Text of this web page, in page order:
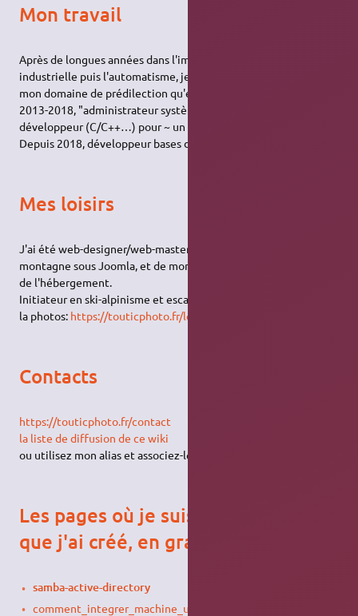
Mon travail
Après de longues années dans l'imagerie numérique/vision
industrielle puis l'automatisme, je me suis reconvertis dans
mon domaine de prédilection qu'est l'informatique.
2013-2018, "administrateur systèmes et réseau" pour ~½ tps et
développeur (C/C++…) pour ~ un autre ½ tps.
Depuis 2018, développeur bases de données et Web
Mes loisirs
J'ai été web-designer/web-master du site de mon club de
montagne sous Joomla, et de mon site perso et administration
de l'hébergement.
Initiateur en ski-alpinisme et escalade, voile: dériveur-croiseur,
la photos: https://touticphoto.fr/les-plus-belles-photos
Contacts
https://touticphoto.fr/contact
la liste de diffusion de ce wiki
ou utilisez mon alias et associez-le au domaine free !-)
Les pages où je suis intervenu (ou
que j'ai créé, en gras)
samba-active-directory
comment_integrer_machine_ubuntu_domaine_nt_samba